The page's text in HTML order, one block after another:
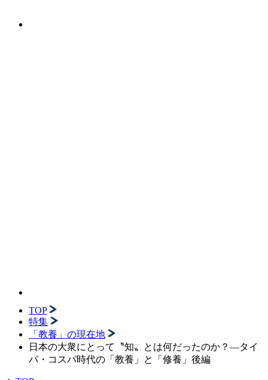
TOP
特集
「教養」の現在地
日本の大衆にとって〝知〟とは何だったのか？―タイ
パ・コスパ時代の「教養」と「修養」後編